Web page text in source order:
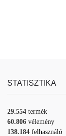
STATISZTIKA
29.554 termék
60.806 vélemény
138.184 felhasználó